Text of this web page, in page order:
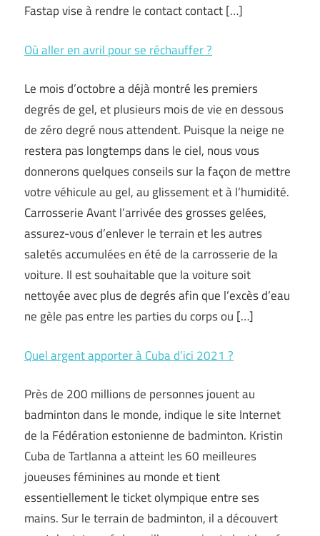
Fastap vise à rendre le contact contact […]
Où aller en avril pour se réchauffer ?
Le mois d’octobre a déjà montré les premiers
degrés de gel, et plusieurs mois de vie en dessous
de zéro degré nous attendent. Puisque la neige ne
restera pas longtemps dans le ciel, nous vous
donnerons quelques conseils sur la façon de mettre
votre véhicule au gel, au glissement et à l’humidité.
Carrosserie Avant l’arrivée des grosses gelées,
assurez-vous d’enlever le terrain et les autres
saletés accumulées en été de la carrosserie de la
voiture. Il est souhaitable que la voiture soit
nettoyée avec plus de degrés afin que l’excès d’eau
ne gèle pas entre les parties du corps ou […]
Quel argent apporter à Cuba d’ici 2021 ?
Près de 200 millions de personnes jouent au
badminton dans le monde, indique le site Internet
de la Fédération estonienne de badminton. Kristin
Cuba de Tartlanna a atteint les 60 meilleures
joueuses féminines au monde et tient
essentiellement le ticket olympique entre ses
mains. Sur le terrain de badminton, il a découvert